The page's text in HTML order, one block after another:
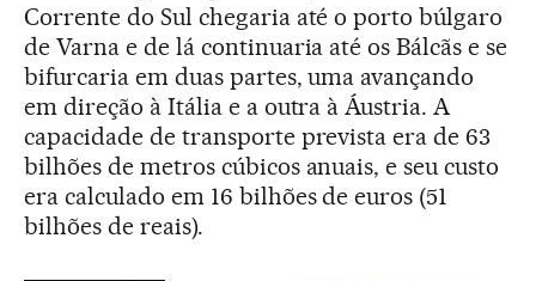
Corrente do Sul chegaria até o porto búlgaro
de Varna e de lá continuaria até os Bálcãs e se
bifurcaria em duas partes, uma avançando
em direção à Itália e a outra à Áustria. A
capacidade de transporte prevista era de 63
bilhões de metros cúbicos anuais, e seu custo
era calculado em 16 bilhões de euros (51
bilhões de reais).